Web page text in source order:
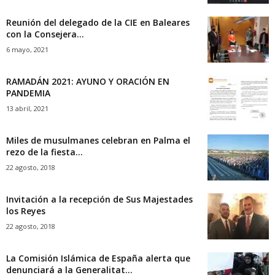
Reunión del delegado de la CIE en Baleares
con la Consejera...
6 mayo, 2021
RAMADÁN 2021: AYUNO Y ORACIÓN EN
PANDEMIA
13 abril, 2021
Miles de musulmanes celebran en Palma el
rezo de la fiesta...
22 agosto, 2018
Invitación a la recepción de Sus Majestades
los Reyes
22 agosto, 2018
La Comisión Islámica de España alerta que
denunciará a la Generalitat...